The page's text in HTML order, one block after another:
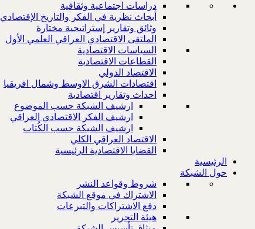
دراسات اجتماعية وثقافية
أبحاث نظرية في الفكر والتاريخ الإقتصادي
وثائق وتقارير إستراتيجية مختارة
الملتقى الاقتصادي العراقي العلمي الأول
السياسات الاقتصادية
القطاعات الاقتصادية
الاقتصاد الدولي
اقتصادات الشرق الاوسط وشمال افريقيا
احداث وتقارير اقتصادية
ارشيف الشبكة حسب الموضوع
ارشيف الفكر الاقتصادي العراقي
ارشيف الشبكة حسب الكُتاب
الاقتصاد العراقي الكلي
القضايا الاقتصادية الرئيسية
الرئيسية
حول الشبكة
شروط وقواعد النشر
الاشتراك في موقع الشبكة
دفع الاشتراكات والتبرعات
هيئة التحرير